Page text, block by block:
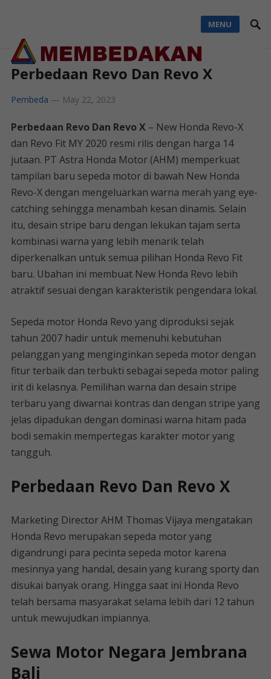
MENU
Perbedaan Revo Dan Revo X
Pembeda — May 22, 2023
Perbedaan Revo Dan Revo X– New Honda Revo-X
dan Revo Fit MY 2020 resmi rilis dengan harga 14
jutaan. PT Astra Honda Motor (AHM) memperkuat
tampilan baru sepeda motor di bawah New Honda
Revo-X dengan mengeluarkan warna merah yang eye-
catching sehingga menambah kesan dinamis. Selain
itu, desain stripe baru dengan lekukan tajam serta
kombinasi warna yang lebih menarik telah
diperkenalkan untuk semua pilihan Honda Revo Fit
baru. Ubahan ini membuat New Honda Revo lebih
atraktif sesuai dengan karakteristik pengendara lokal.
Sepeda motor Honda Revo yang diproduksi sejak
tahun 2007 hadir untuk memenuhi kebutuhan
pelanggan yang menginginkan sepeda motor dengan
fitur terbaik dan terbukti sebagai sepeda motor paling
irit di kelasnya. Pemilihan warna dan desain stripe
terbaru yang diwarnai kontras dan dengan stripe yang
jelas dipadukan dengan dominasi warna hitam pada
bodi semakin mempertegas karakter motor yang
tangguh.
Perbedaan Revo Dan Revo X
Marketing Director AHM Thomas Vijaya mengatakan
Honda Revo merupakan sepeda motor yang
digandrungi para pecinta sepeda motor karena
mesinnya yang handal, desain yang kurang sporty dan
disukai banyak orang. Hingga saat ini Honda Revo
telah bersama masyarakat selama lebih dari 12 tahun
untuk mewujudkan impiannya.
Sewa Motor Negara Jembrana
Bali